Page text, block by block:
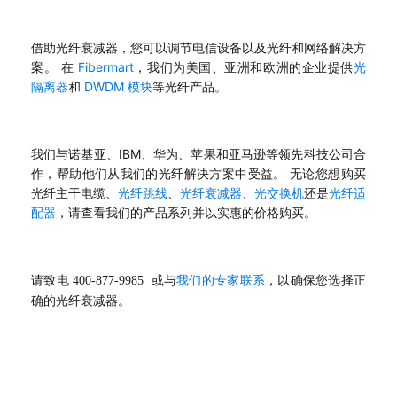
借助光纤衰减器，您可以调节电信设备以及光纤和网络解决方
案。 在 Fibermart，我们为美国、亚洲和欧洲的企业提供光
隔离器和 DWDM 模块等光纤产品。
我们与诺基亚、IBM、华为、苹果和亚马逊等领先科技公司合
作，帮助他们从我们的光纤解决方案中受益。 无论您想购买
光纤主干电缆、 光纤跳线 光纤衰减器 光交换机还是光纤适
配器 ，请查看我们的产品系列并以实惠的价格购买。
请致电400-877-9985 或与我们的专家联系 ，以确保您选择正
确的光纤衰减器。